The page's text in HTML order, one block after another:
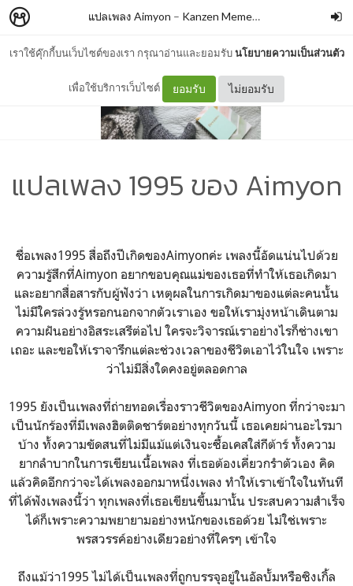
เราใช้คุ๊กกี้บนเว็บไซต์ของเรา กรุณาอ่านและยอมรับนโยบายความเป็นส่วนตัว
เพื่อใช้บริการเว็บไซต์ ยอมรับ ไม่ยอมรับ
แปลเพลง Aimyon – Kanzen Memeshe
แปลเพลง 1995 ของ Aimyon
ชื่อเพลง1995 สื่อถึงปีเกิดของAimyonค่ะ เพลงนี้อัดแน่นไปด้วย
ความรู้สึกที่Aimyon อยากขอบคุณแม่ของเธอที่ทำให้เธอเกิดมา
และอยากสื่อสารกับผู้ฟังว่า เหตุผลในการเกิดมาของแต่ละคนนั้น
ไม่มีใครล่วงรู้หรอกนอกจากตัวเราเอง ขอให้เรามุ่งหน้าเดินตาม
ความฝันอย่างอิสระเสรีต่อไป ใครจะวิจารณ์เราอย่างไรก็ช่างเขา
เถอะ และขอให้เราจารึกแต่ละช่วงเวลาของชีวิตเอาไว้ในใจ เพราะ
ว่าไม่มีสิ่งใดคงอยู่ตลอดกาล
1995 ยังเป็นเพลงที่ถ่ายทอดเรื่องราวชีวิตของAimyon ที่กว่าจะมา
เป็นนักร้องที่มีเพลงฮิตติดชาร์ตอย่างทุกวันนี้ เธอเคยผ่านอะไรมา
บ้าง ทั้งความขัดสนที่ไม่มีแม้แต่เงินจะซื้อเคสใส่กีต้าร์ ทั้งความ
ยากลำบากในการเขียนเนื้อเพลง ที่เธอต้องเคี่ยวกรำตัวเอง คิด
แล้วคิดอีกกว่าจะได้เพลงออกมาหนึ่งเพลง ทำให้เราเข้าใจในทันที
ที่ได้ฟังเพลงนี้ว่า ทุกเพลงที่เธอเขียนขึ้นมานั้น ประสบความสำเร็จ
ได้ก็เพราะความพยายามอย่างหนักของเธอด้วย ไม่ใช่เพราะ
พรสวรรค์อย่างเดียวอย่างที่ใครๆ เข้าใจ
ถึงแม้ว่า1995 ไม่ได้เป็นเพลงที่ถูกบรรจุอยู่ในอัลบั้มหรือซิงเกิ้ล